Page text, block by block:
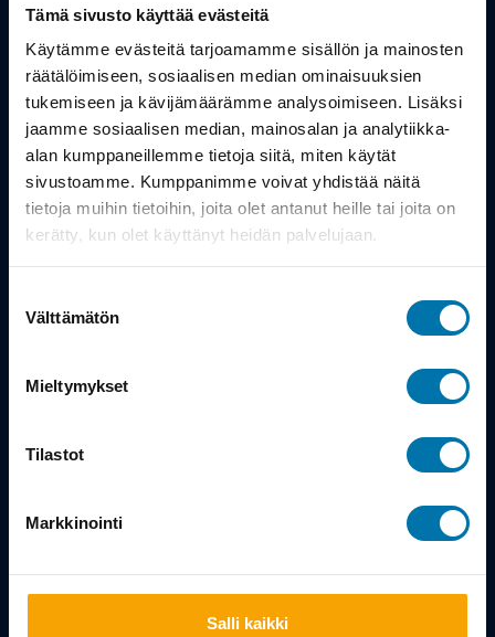
Tämä sivusto käyttää evästeitä
Käytämme evästeitä tarjoamamme sisällön ja mainosten
räätälöimiseen, sosiaalisen median ominaisuuksien
tukemiseen ja kävijämäärämme analysoimiseen. Lisäksi
jaamme sosiaalisen median, mainosalan ja analytiikka-
alan kumppaneillemme tietoja siitä, miten käytät
sivustoamme. Kumppanimme voivat yhdistää näitä
tietoja muihin tietoihin, joita olet antanut heille tai joita on
kerätty, kun olet käyttänyt heidän palvelujaan.
valinta
Välttämätön
Mieltymykset
Tilastot
Markkinointi
Salli kaikki
Työsuhdepyörä
Info
Toimitus
Viilarinkatu 3, 20320 Turku